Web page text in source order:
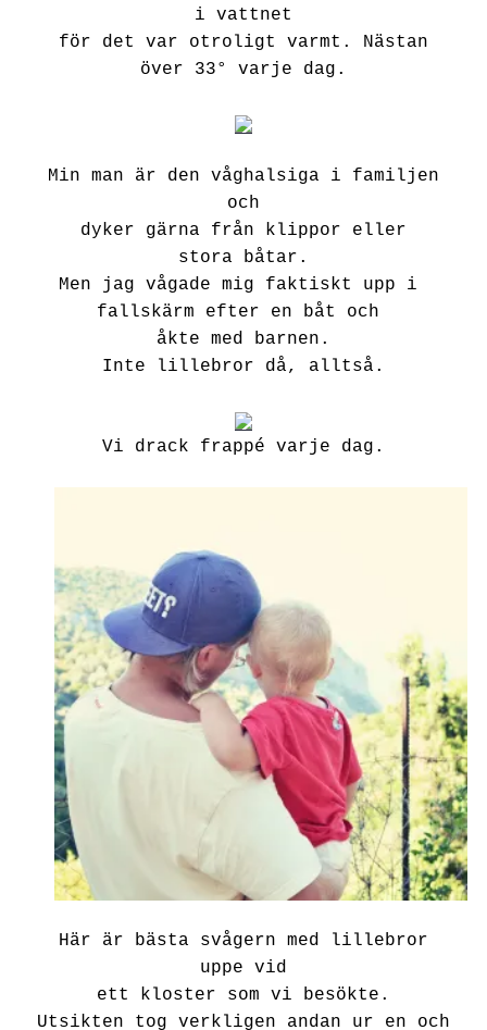
i vattnet
för det var otroligt varmt. Nästan
över 33° varje dag.
Min man är den våghalsiga i familjen
och
dyker gärna från klippor eller
stora båtar.
Men jag vågade mig faktiskt upp i
fallskärm efter en båt och
åkte med barnen.
Inte lillebror då, alltså.
Vi drack frappé varje dag.
Här är bästa svågern med lillebror
uppe vid
ett kloster som vi besökte.
Utsikten tog verkligen andan ur en och